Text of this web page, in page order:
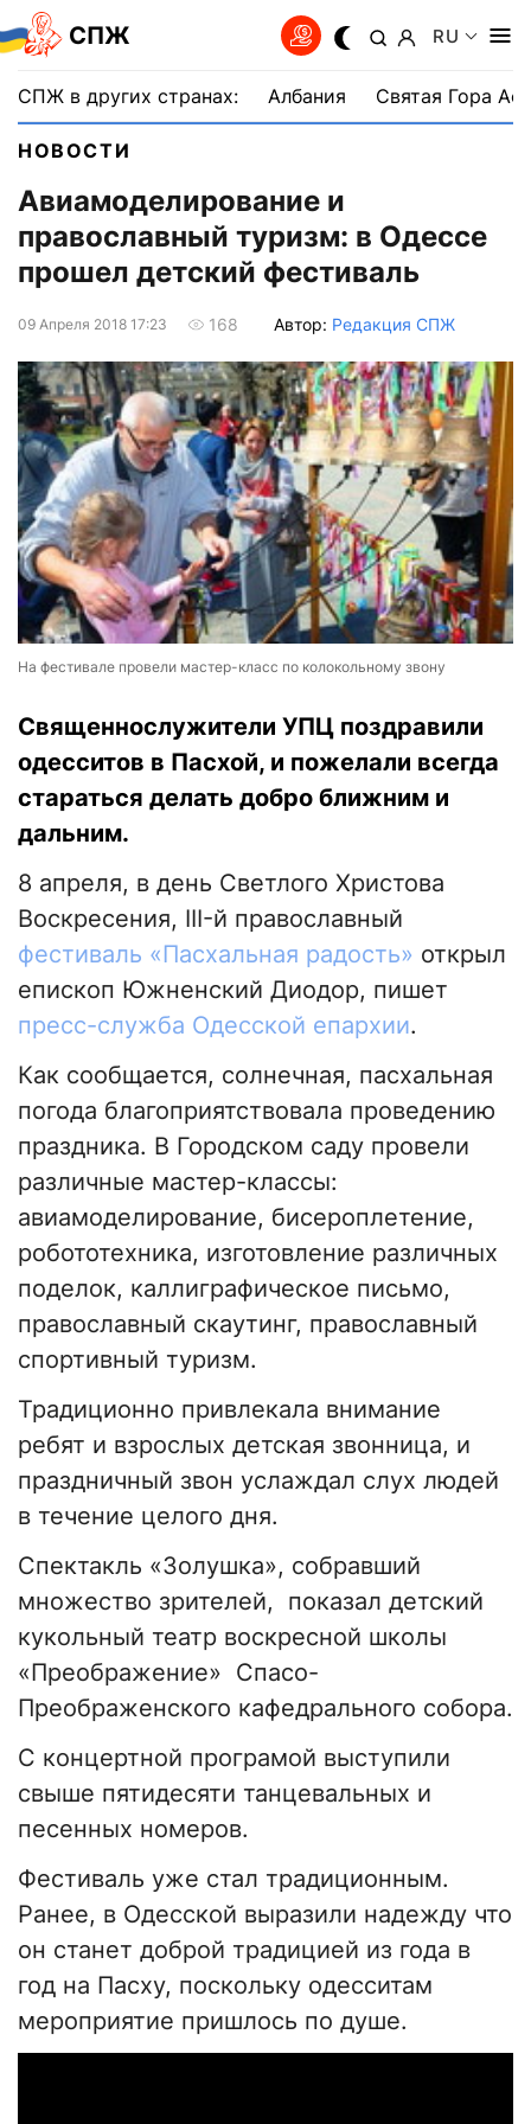
СПЖ RU
СПЖ в других странах: Албания Святая Гора
НОВОСТИ
Авиамоделирование и
православный туризм: в Одессе
прошел детский фестиваль
09 Апреля 2018 17:23 168 Автор: Редакция СПЖ
На фестивале провели мастер-класс по колокольному звону
Священнослужители УПЦ поздравили
одесситов в Пасхой, и пожелали всегда
стараться делать добро ближним и
дальним.
8 апреля, в день Светлого Христова
Воскресения, III-й православный
фестиваль «Пасхальная радость» открыл
епископ Южненский Диодор, пишет
пресс-служба Одесской епархии.
Как сообщается, солнечная, пасхальная
погода благоприятствовала проведению
праздника. В Городском саду провели
различные мастер-классы:
авиамоделирование, бисероплетение,
робототехника, изготовление различных
поделок, каллиграфическое письмо,
православный скаутинг, православный
спортивный туризм.
Традиционно привлекала внимание
ребят и взрослых детская звонница, и
праздничный звон услаждал слух людей
в течение целого дня.
Спектакль «Золушка», собравший
множество зрителей, показал детский
кукольный театр воскресной школы
«Преображение» Спасо-
Преображенского кафедрального собора.
С концертной програмой выступили
свыше пятидесяти танцевальных и
песенных номеров.
Фестиваль уже стал традиционным.
Ранее, в Одесской выразили надежду что
он станет доброй традицией из года в
год на Пасху, поскольку одесситам
мероприятие пришлось по душе.